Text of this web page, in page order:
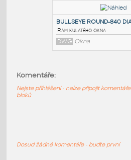
Oven-Deckrfa:
Oven-Deckrfa
RFA Kuchyně
DWG Kuchyně
DWG
Okna
Komentáře:
Nejste přihlášeni - nelze připojit komentáře
bloků
Dosud žádné komentáře - buďte první